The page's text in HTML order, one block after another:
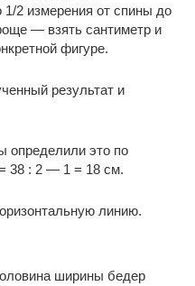
2 измерения от спины до
— взять сантиметр и
фигуре.
результат и
определили это по
38 : 2 — 1 = 18 см.
линию.
ширины бедер